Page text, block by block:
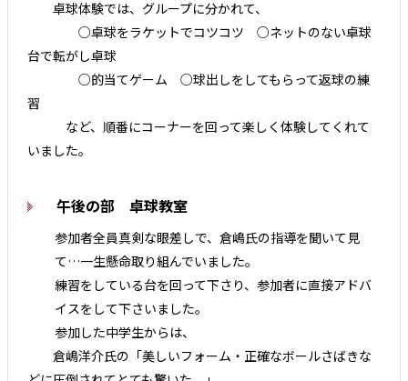
卓球体験では、グループに分かれて、
○卓球をラケットでコツコツ ○ネットのない卓球
台で転がし卓球
○的当てゲーム ○球出しをしてもらって返球の練
習
など、順番にコーナーを回って楽しく体験してくれて
いました。
午後の部 卓球教室
参加者全員真剣な眼差しで、倉嶋氏の指導を聞いて見
て…一生懸命取り組んでいました。
練習をしている台を回って下さり、参加者に直接アドバ
イスをして下さいました。
参加した中学生からは、
倉嶋洋介氏の「美しいフォーム・正確なボールさばきな